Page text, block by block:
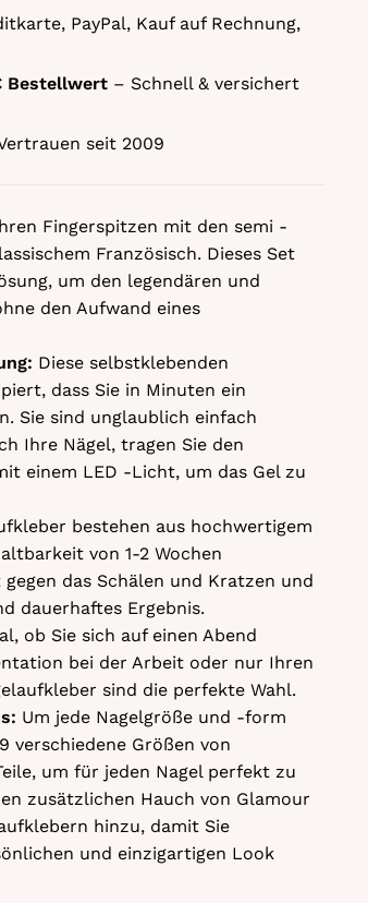
PayPal, Kauf auf Rechnung,
Bestellwert – Schnell & versichert
seit 2009
Fingerspitzen mit den semi -
Französisch. Dieses Set
um den legendären und
den Aufwand eines
Diese selbstklebenden
dass Sie in Minuten ein
Sie sind unglaublich einfach
Ihre Nägel, tragen Sie den
einem LED -Licht, um das Gel zu
bestehen aus hochwertigem
von 1-2 Wochen
das Schälen und Kratzen und
dauerhaftes Ergebnis.
ob Sie sich auf einen Abend
bei der Arbeit oder nur Ihren
sind die perfekte Wahl.
Um jede Nagelgröße und -form
verschiedene Größen von
um für jeden Nagel perfekt zu
zusätzlichen Hauch von Glamour
hinzu, damit Sie
und einzigartigen Look